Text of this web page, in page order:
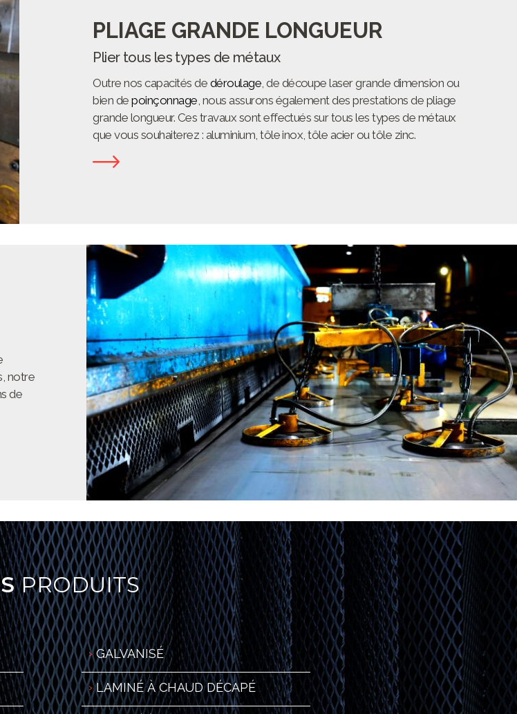
PLIAGE GRANDE LONGUEUR
Plier tous les types de métaux
Outre nos capacités de déroulage, de découpe laser grande dimension ou
bien depoinçonnage, nous assurons également des prestations de pliage
grande longueur. Ces travaux sont effectués sur tous les types de métaux
que vous souhaiterez : aluminium, tôle inox, tôle acier ou tôle zinc.
notre
de
PRODUITS
GALVANISÉ
LAMINÉ À CHAUD DÉCAPÉ